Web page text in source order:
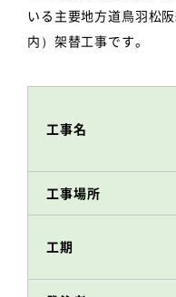
いる主要地方道鳥羽松
内）架替工事です。
工事名
工事場所
工期